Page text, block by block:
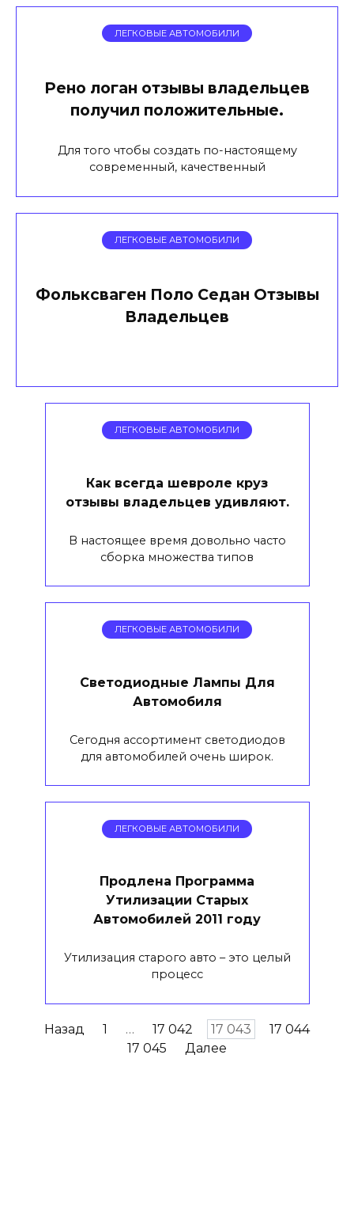
ЛЕГКОВЫЕ АВТОМОБИЛИ
Рено логан отзывы владельцев
получил положительные.
Для того чтобы создать по-настоящему
современный, качественный
ЛЕГКОВЫЕ АВТОМОБИЛИ
Фольксваген Поло Седан Отзывы
Владельцев
ЛЕГКОВЫЕ АВТОМОБИЛИ
Как всегда шевроле круз
отзывы владельцев удивляют.
В настоящее время довольно часто
сборка множества типов
ЛЕГКОВЫЕ АВТОМОБИЛИ
Светодиодные Лампы Для
Автомобиля
Сегодня ассортимент светодиодов
для автомобилей очень широк.
ЛЕГКОВЫЕ АВТОМОБИЛИ
Продлена Программа
Утилизации Старых
Автомобилей 2011 году
Утилизация старого авто – это целый
процесс
Навигация
Назад 1 … 17 042 17 043
17 044
17 045
Далее